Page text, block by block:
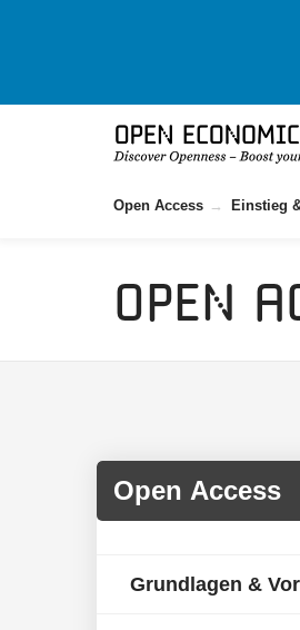
Open Access Einstieg
Open
Grundlagen &